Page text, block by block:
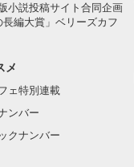
小説投稿サイト合同企画
長編大賞」ベリーズカフ
メ
ェ特別連載
ンバー
クナンバー